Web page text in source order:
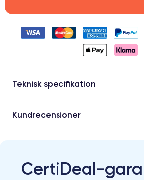
Teknisk specifikation
Kundrecensioner
CertiDeal-